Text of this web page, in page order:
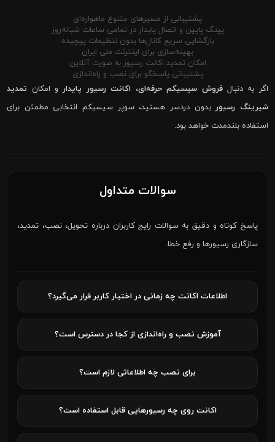
پشتیبانی از مسیرهای متنوع ماهواره‌ای
پینگ پایین و اتصال پایدار در تمامی ساعات شبانه‌روز
بازگشایی سریع کانال‌ها بدون تنظیمات پیچیده
بهینه‌سازی برای اینترنت ملی ایران
امکان تمدید اکانت رسیور به صورت آنلاین
پشتیبانی پاسخگو برای نصب و راه‌اندازی
اگر به دنبالفروش سیسیکم حرفه‌ای، اکانت رسیور پایدارو امکان تمدید
شیرینگ رسیوربدون دردسر هستید، سوپر سیسیکم انتخابی مطمئن برای
استفاده بلندمدت خواهد بود.
سوالات متداول
پاسخ کوتاه و دقیق به سوالات رایج کاربران درباره تحویل، نصب، تمدید،
سازگاری رسیورها و رفع خطا.
اطلاعات اکانت چه زمانی در اختیار کاربر قرار می‌گیرد؟
آموزش نصب و راه‌اندازی از کجا در دسترس است؟
برای نصب چه اطلاعاتی لازم است؟
اکانت روی چه رسیورهایی قابل استفاده است؟